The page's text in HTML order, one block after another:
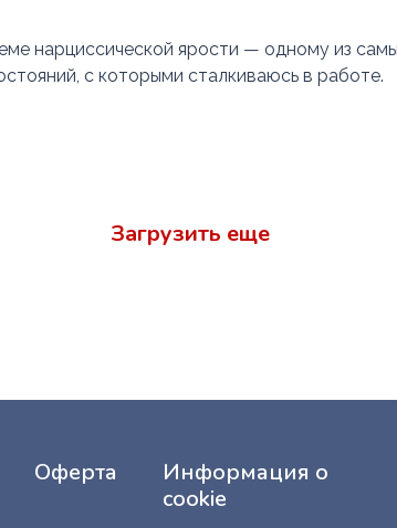
нарциссической ярости — одному из
с которыми сталкиваюсь в работе.
Загрузить еще
Информация о
cookie
Оферта